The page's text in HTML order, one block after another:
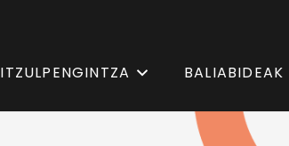
ITZULPENGINTZA BALIABIDEAK